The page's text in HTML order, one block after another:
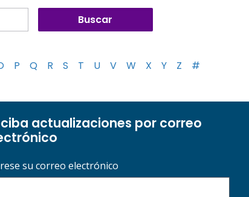
P Q R S T U V W X Y Z #
actualizaciones por correo
su correo electrónico